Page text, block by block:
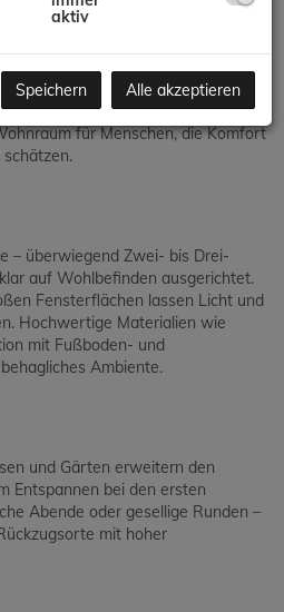
des 12. Bezirks entsteht ein
mit 66 Wohnungen, das modernes
und nachhaltige Bauweise
für Menschen, die Komfort
– überwiegend Zwei- bis Drei-
auf Wohlbefinden ausgerichtet.
Fensterflächen lassen Licht und
Hochwertige Materialien wie
mit Fußboden- und
Ambiente.
und Gärten erweitern den
Entspannen bei den ersten
Abende oder gesellige Runden –
mit hoher
aktiv
Speichern Alle akzeptieren